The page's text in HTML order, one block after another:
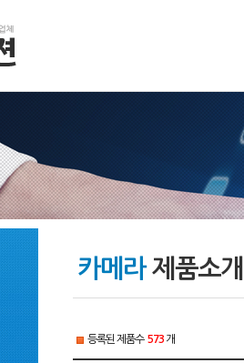
카메라제품소개
등록된 제품수 573 개